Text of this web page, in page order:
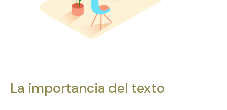
La importancia del texto